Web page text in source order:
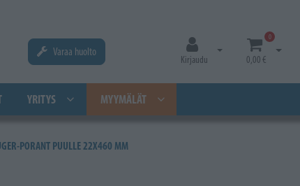
Varaa huolto
Kirjaudu
Avaa kirjautuminen
0
0,00 €
Avaa
YRITYS MYYMÄLÄT
PORANT PUULLE 22X460 MM